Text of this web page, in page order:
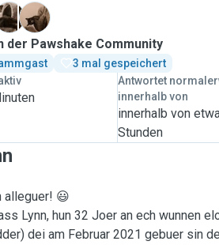
B
P
der Pawshake Community
3 mal gespeichert
Antwortet
innerhalb von
innerhalb von
Stunden
alleguer! 😃
Lynn, hun 32 Joer an ech wunnen
dei am Februar 2021 gebuer sin